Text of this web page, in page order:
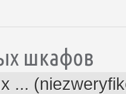
шкафов
...